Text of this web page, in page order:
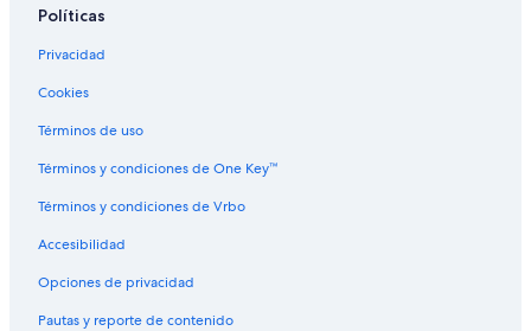
Park
Hoteles cerca de Parque Berkeley Park
Hoteles en Mountain View
Hoteles de senderismo en Kipling
Políticas
Privacidad
Cookies
Términos de uso
Términos y condiciones de One Key™
Términos y condiciones de Vrbo
Accesibilidad
Opciones de privacidad
Pautas y reporte de contenido